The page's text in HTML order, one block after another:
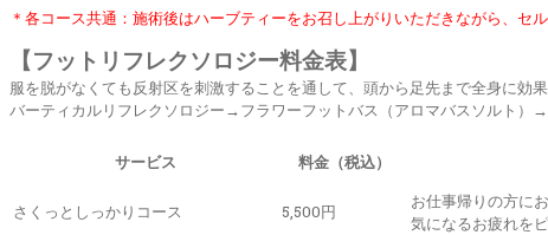
＊各コース共通：施術後はハーブティーをお召し上がりいただきながら、セ
【フットリフレクソロジー料金表】
服を脱がなくても反射区を刺激することを通して、頭から足先まで全身に効果
バーティカルリフレクソロジー→フラワーフットバス（アロマバスソルト
サービス 料金（税込）
さくっとしっかりコース
5,500円
お仕事帰りの方に
気になるお疲れを